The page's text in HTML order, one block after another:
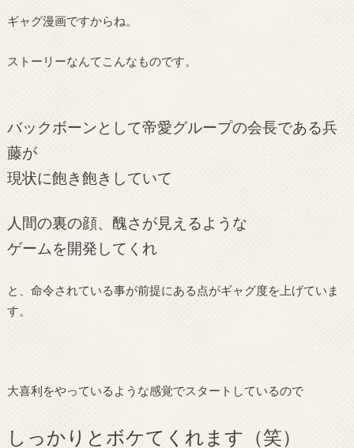
ギャグ漫画ですからね。
ストーリーなんてこんなものです。
バックボーンとして帝愛グループの会長である兵
藤が
現状に飽き飽きしていて
人間の裏の顔、醜さが見えるような
ゲームを開発してくれ
と、命令されている事が前提にある点がギャグ度を上げていま
す。
大喜利をやっているような感覚でスタートしているので
しっかりとボケてくれます（笑）